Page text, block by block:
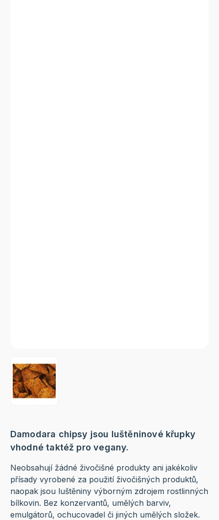
Damodara chipsy jsou luštěninové křupky
vhodné taktéž pro vegany.
Neobsahují žádné živočišné produkty ani jakékoliv
přísady vyrobené za použití živočišných produktů,
naopak jsou luštěniny výborným zdrojem rostlinných
bílkovin. Bez konzervantů, umělých barviv,
emulgátorů, ochucovadel či jiných umělých složek.